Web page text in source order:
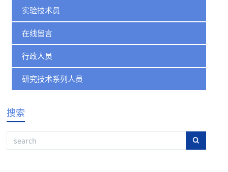
实验技术员
在线留言
行政人员
研究技术系列人员
搜索